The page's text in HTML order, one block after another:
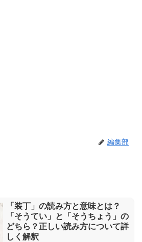
編集部
「装丁」の読み方と意味とは？
「そうてい」と「そうちょう」の
どちら？正しい読み方について詳
しく解釈